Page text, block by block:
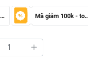
Mã giảm 50k - toàn sàn Mã giảm